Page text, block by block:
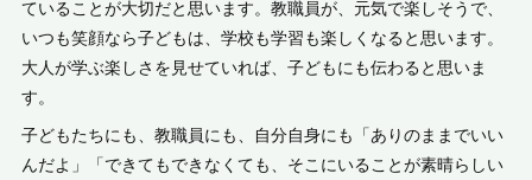
ていることが大切だと思います。教職員が、元気で楽しそうで、
いつも笑顔なら子どもは、学校も学習も楽しくなると思います。
大人が学ぶ楽しさを見せていれば、子どもにも伝わると思いま
す。
子どもたちにも、教職員にも、自分自身にも「ありのままでいい
んだよ」「できてもできなくても、そこにいることが素晴らしい